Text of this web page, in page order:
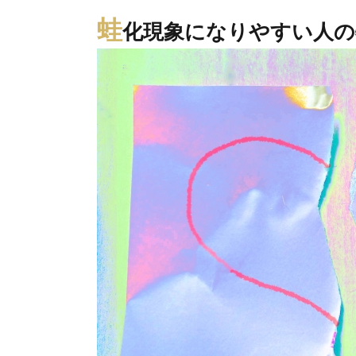
蛙化現象になりやすい人